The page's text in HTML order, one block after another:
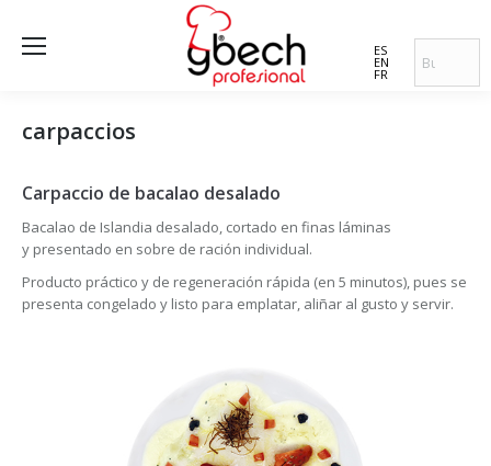
ES
EN
FR
carpaccios
Carpaccio de bacalao desalado
Bacalao de Islandia desalado, cortado en finas láminas
y presentado en sobre de ración individual.
Producto práctico y de regeneración rápida (en 5 minutos), pues se
presenta congelado y listo para emplatar, aliñar al gusto y servir.